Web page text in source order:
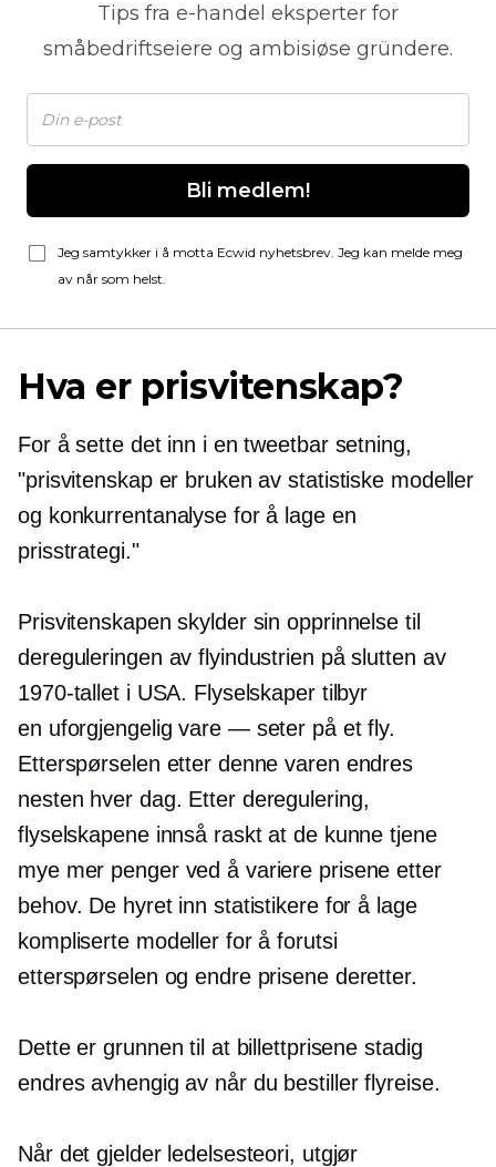
Tips fra e-handel eksperter for
småbedriftseiere og ambisiøse gründere.
Bli medlem!
Jeg samtykker i å motta Ecwid nyhetsbrev. Jeg kan melde meg
av når som helst.
Hva er prisvitenskap?
For å sette det inn i en tweetbar setning,
"prisvitenskap er bruken av statistiske modeller
og konkurrentanalyse for å lage en
prisstrategi."
Prisvitenskapen skylder sin opprinnelse til
dereguleringen av flyindustrien på slutten av
1970-tallet i USA. Flyselskaper tilbyr
en uforgjengelig vare — seter på et fly.
Etterspørselen etter denne varen endres
nesten hver dag. Etter deregulering,
flyselskapene innså raskt at de kunne tjene
mye mer penger ved å variere prisene etter
behov. De hyret inn statistikere for å lage
kompliserte modeller for å forutsi
etterspørselen og endre prisene deretter.
Dette er grunnen til at billettprisene stadig
endres avhengig av når du bestiller flyreise.
Når det gjelder ledelsesteori, utgjør